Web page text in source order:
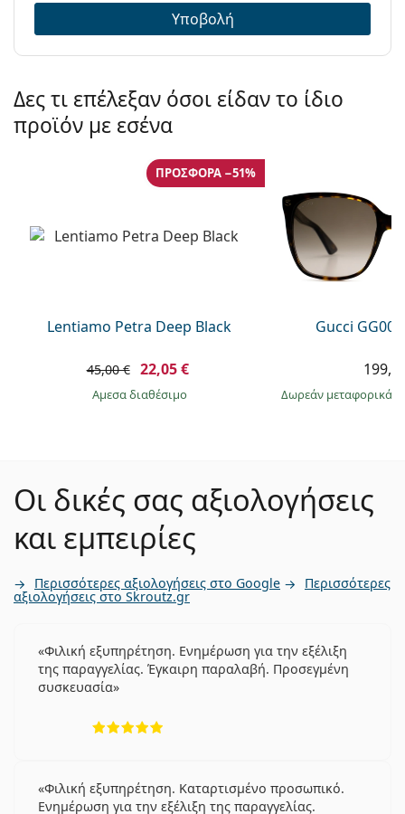
Υποβολή
Δες τι επέλεξαν όσοι είδαν το ίδιο
προϊόν με εσένα
Lentiamo Petra Deep Black
ΠΡΟΣΦΟΡΆ −51%
45,00 € 22,05 €
άμεσα διαθέσιμο
Gucci
Δωρεάν μεταφορικά
Οι δικές σας αξιολογήσεις
και εμπειρίες
Περισσότερες αξιολογήσεις στο Google Περισσότερες
αξιολογήσεις στο Skroutz.gr
Φιλική εξυπηρέτηση. Ενημέρωση για την εξέλιξη
της παραγγελίας. Έγκαιρη παραλαβή. Προσεγμένη
συσκευασία
Φιλική εξυπηρέτηση. Καταρτισμένο προσωπικό.
Ενημέρωση για την εξέλιξη της παραγγελίας.